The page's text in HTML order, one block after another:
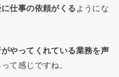
仕事の依頼がくる ようにな
やってくれている業務を声
って感じですね。